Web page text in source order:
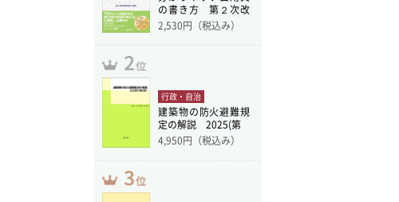
の書き方 第２次改
訂版
2,530円（税込み）
行政・自治
建築物の防火避難規
定の解説 2025(第
4,950円（税込み）